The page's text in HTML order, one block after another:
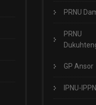
PRNU
PRNU
GP Ansor
IPNU-